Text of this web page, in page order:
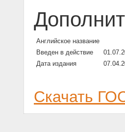
Английское название
Введен в действие
Дата издания
Скачать